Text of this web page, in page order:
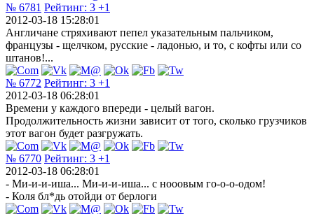
№ 6781 Рейтинг: 3 +1
2012-03-18 15:28:01
Англичане стряхивают пепел указательным пальчиком,
французы - щелчком, русские - ладонью, и то, с кофты или со
штанов!...
№ 6772 Рейтинг: 3 +1
2012-03-18 06:28:01
Времени у каждого впереди - целый вагон.
Продолжительность жизни зависит от того, сколько грузчиков
этот вагон будет разгружать.
№ 6770 Рейтинг: 3 +1
2012-03-18 06:28:01
- Ми-и-и-иша... Ми-и-и-иша... с нооовым го-о-о-одом!
- Коля бл*дь отойди от берлоги